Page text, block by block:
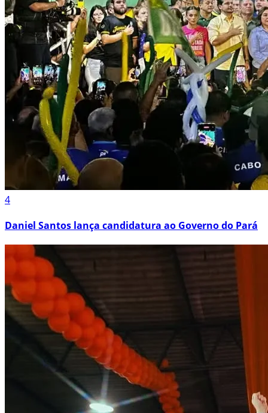
4
Daniel Santos lança candidatura ao Governo do Pará